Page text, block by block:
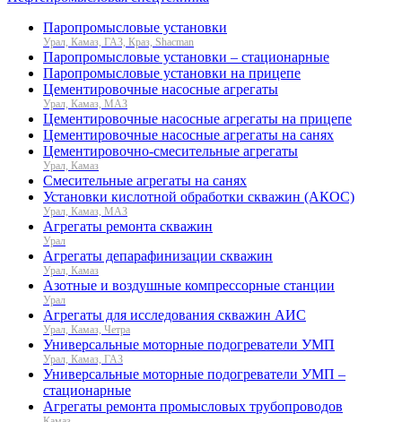
Паропромысловые установки
Урал, Камаз, ГАЗ, Краз, Shacman
Паропромысловые установки – стационарные
Паропромысловые установки на прицепе
Цементировочные насосные агрегаты
Урал, Камаз, МАЗ
Цементировочные насосные агрегаты на прицепе
Цементировочные насосные агрегаты на санях
Цементировочно-смесительные агрегаты
Урал, Камаз
Смесительные агрегаты на санях
Установки кислотной обработки скважин (АКОС)
Урал, Камаз, МАЗ
Агрегаты ремонта скважин
Урал
Агрегаты депарафинизации скважин
Урал, Камаз
Азотные и воздушные компрессорные станции
Урал
Агрегаты для исследования скважин АИС
Урал, Камаз, Четра
Универсальные моторные подогреватели УМП
Урал, Камаз, ГАЗ
Универсальные моторные подогреватели УМП –
стационарные
Агрегаты ремонта промысловых трубопроводов